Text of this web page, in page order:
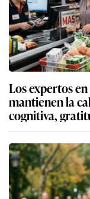
Los expertos
mantienen la
cognitiva,